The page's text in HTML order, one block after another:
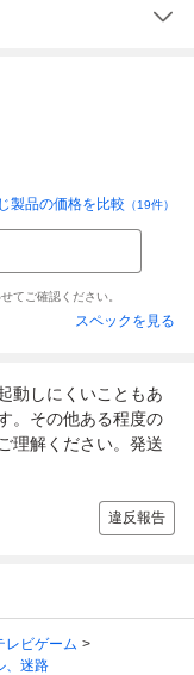
製品の価格を比較 （19件）
てご確認ください。
スペックを見る
動しにくいこともあ
。その他ある程度の
理解ください。発送
違反報告
レビゲーム
、迷路